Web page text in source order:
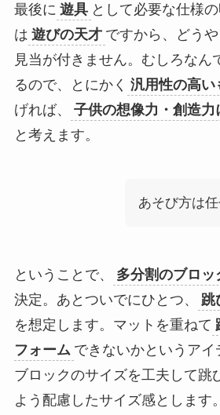
最後に 遊具 として必要な仕様
は 遊びの天才 ですから、どう
見当が付きません。むしろなん
るので、とにかく 汎用性の高い
げれば、
子供の想像力・創造
と考えます。
あそび方は任
ということで、 多分割のブロッ
決定。あとついでにひとつ、
跳
を想定します。マットを重ねて
フォーム できないかというアイ
ブロックのサイズを工夫して跳
よう配慮したサイズ感とします。